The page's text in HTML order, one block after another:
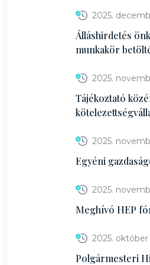
2025.
Álláshirdetés
munkakör
2025.
Tájékoztató
2025.
Egyéni
2025.
Meghívó HEP
2025. október
Polgármesteri